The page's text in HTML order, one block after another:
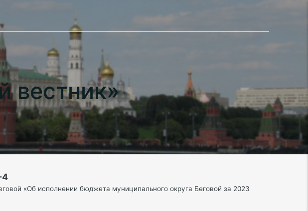
вестник»
4
«Об исполнении бюджета муниципального округа Беговой за 2023